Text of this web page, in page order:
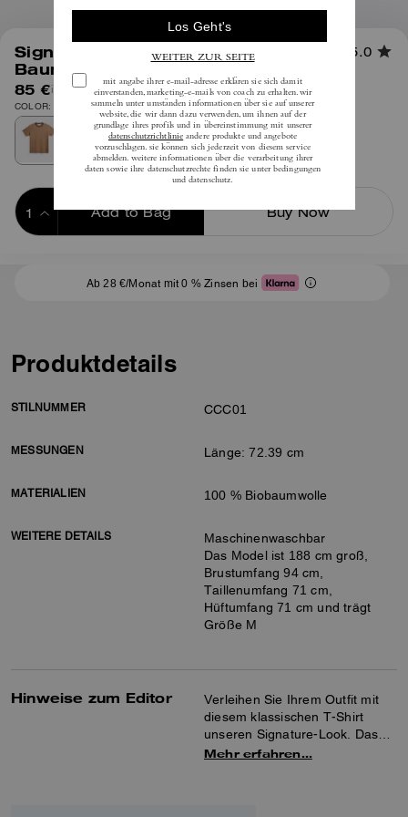
Signature-T-Shirt Aus Bio-
Baumwolle
5.0
85 €inkl. MwSt.
COLOR: Lohbraun Signature
Add to Bag Buy Now
Ab 28 €/Monat mit 0 % Zinsen bei
Produktdetails
STILNUMMER CCC01
MESSUNGEN Länge: 72.39 cm
MATERIALIEN 100 % Biobaumwolle
WEITERE DETAILS
Maschinenwaschbar
Das Model ist 188 cm groß,
Brustumfang 94 cm,
Taillenumfang 71 cm,
Hüftumfang 71 cm und trägt
Größe M
Hinweise zum Editor
Verleihen Sie Ihrem Outfit mit
diesem klassischen T-Shirt
unseren Signature-Look. Das
leichte Design ist aus
Mehr erfahren…